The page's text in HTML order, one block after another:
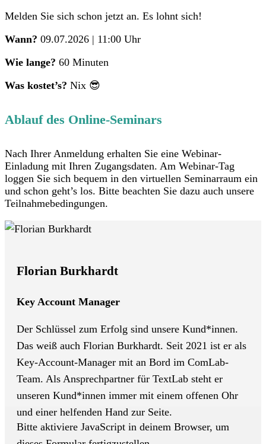
Melden Sie sich schon jetzt an. Es lohnt sich!
Wann? 09.07.2026 | 11:00 Uhr
Wie lange? 60 Minuten
Was kostet’s? Nix 😎
Ablauf des Online-Seminars
Nach Ihrer Anmeldung erhalten Sie eine Webinar-
Einladung mit Ihren Zugangsdaten. Am Webinar-Tag
loggen Sie sich bequem in den virtuellen Seminarraum ein
und schon geht’s los. Bitte beachten Sie dazu auch unsere
Teilnahmebedingungen.
Florian Burkhardt
Key Account Manager
Der Schlüssel zum Erfolg sind unsere Kund*innen.
Das weiß auch Florian Burkhardt. Seit 2021 ist er als
Key-Account-Manager mit an Bord im ComLab-
Team. Als Ansprechpartner für TextLab steht er
unseren Kund*innen immer mit einem offenen Ohr
und einer helfenden Hand zur Seite.
Bitte aktiviere JavaScript in deinem Browser, um